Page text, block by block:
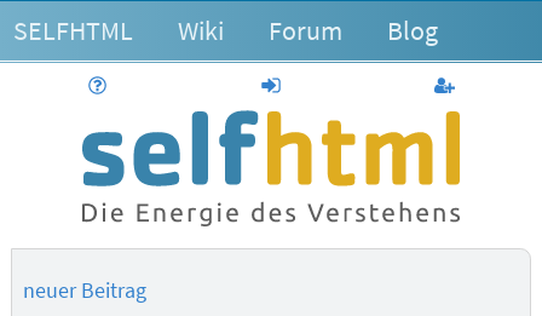
SELFHTML Wiki Forum Blog
anmelden
neuer Beitrag